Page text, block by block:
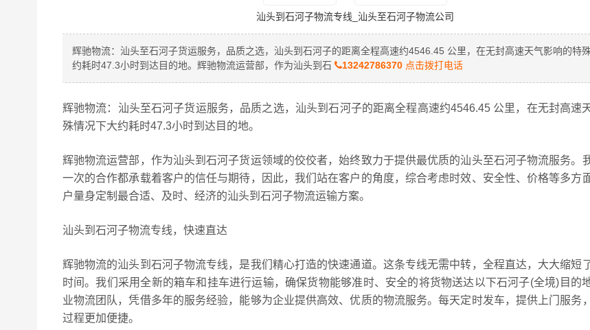
汕头到石河子物流专线_汕头至石河子物流公司
辉驰物流：汕头至石河子货运服务，品质之选，汕头到石河子的距离全程高速约4546.45 公里，在无封高速天气影响的特
约耗时47.3小时到达目的地。辉驰物流运营部，作为汕头到石
13242786370点击拨打电话
辉驰物流：汕头至石河子货运服务，品质之选，汕头到石河子的距离全程高速约4546.45 公里，在无封高速
殊情况下大约耗时47.3小时到达目的地。
辉驰物流运营部，作为汕头到石河子货运领域的佼佼者，始终致力于提供最优质的汕头至石河子物流服务。
一次的合作都承载着客户的信任与期待，因此，我们站在客户的角度，综合考虑时效、安全性、价格等多方
户量身定制最合适、及时、经济的汕头到石河子物流运输方案。
汕头到石河子物流专线，快速直达
辉驰物流的汕头到石河子物流专线，是我们精心打造的快速通道。这条专线无需中转，全程直达，大大缩短
时间。我们采用全新的箱车和挂车进行运输，确保货物能够准时、安全的将货物送达以下石河子(全境)目的
业物流团队，凭借多年的服务经验，能够为企业提供高效、优质的物流服务。每天定时发车，提供上门服务
过程更加便捷。